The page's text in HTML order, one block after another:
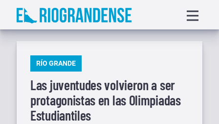
Saltar
menu
PUBLICADO
RÍO GRANDE
Las juventudes volvieron a ser
protagonistas en las Olimpiadas
Estudiantiles